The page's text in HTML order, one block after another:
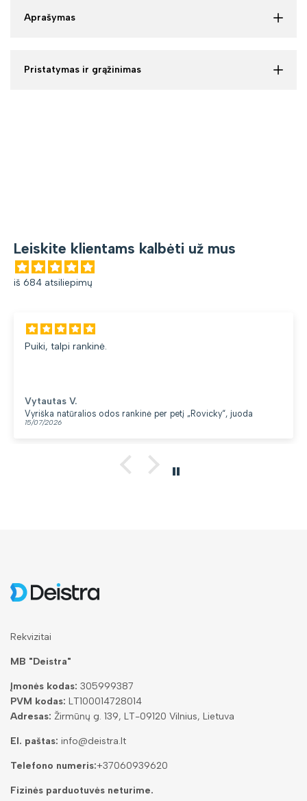
Aprašymas
Pristatymas ir grąžinimas
Leiskite klientams kalbėti už mus
iš 684 atsiliepimų
Puiki, talpi rankinė.
Vytautas V.
Vyriška natūralios odos rankinė per petį „Rovicky“, juoda
15/07/2026
Rekvizitai
MB "Deistra"
Įmonės kodas: 305999387
PVM kodas: LT100014728014
Adresas: Žirmūnų g. 139, LT-09120 Vilnius, Lietuva
El. paštas: info@deistra.lt
Telefono numeris:+37060939620
Fizinės parduotuvės neturime.